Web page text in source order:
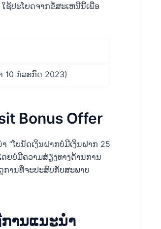
ຊ້ປະໂຍດຈາກຂໍ້ສະເຫນີນີ້ເພື່ອ
10 ກໍລະກົດ 2023)
Bonus Offer
“ໂບນັດເງິນຝາກບໍ່ມີເງິນຝາກ 25
ດຍບໍ່ມີຄວາມສ່ຽງທາງດ້ານການ
ການທີ່ຈະປະສົບກັບສະພາບ
ານແນະນໍາ